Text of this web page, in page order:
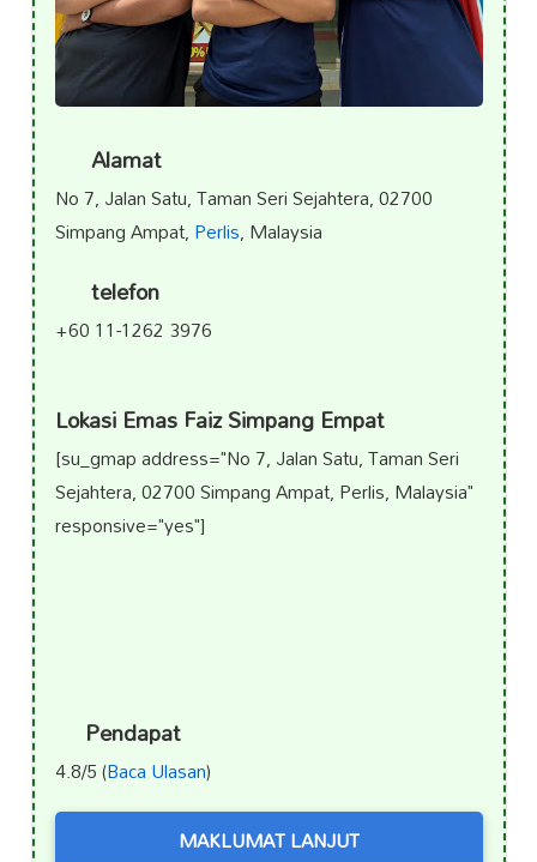
Alamat
No 7, Jalan Satu, Taman Seri Sejahtera, 02700
Simpang Ampat,Perlis, Malaysia
telefon
+60 11-1262 3976
Lokasi Emas Faiz Simpang Empat
[su_gmap address="No 7, Jalan Satu, Taman Seri
Sejahtera, 02700 Simpang Ampat, Perlis, Malaysia"
responsive="yes"]
Pendapat
4.8/5 (Baca Ulasan)
MAKLUMAT LANJUT